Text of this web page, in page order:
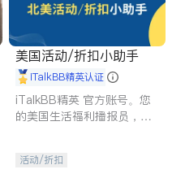
美国活动/折扣小助手
iTalkBB精英认证
iTalkBB精英 官方账号。您
的美国生活福利播报员，精
专属福利。
活动/折扣